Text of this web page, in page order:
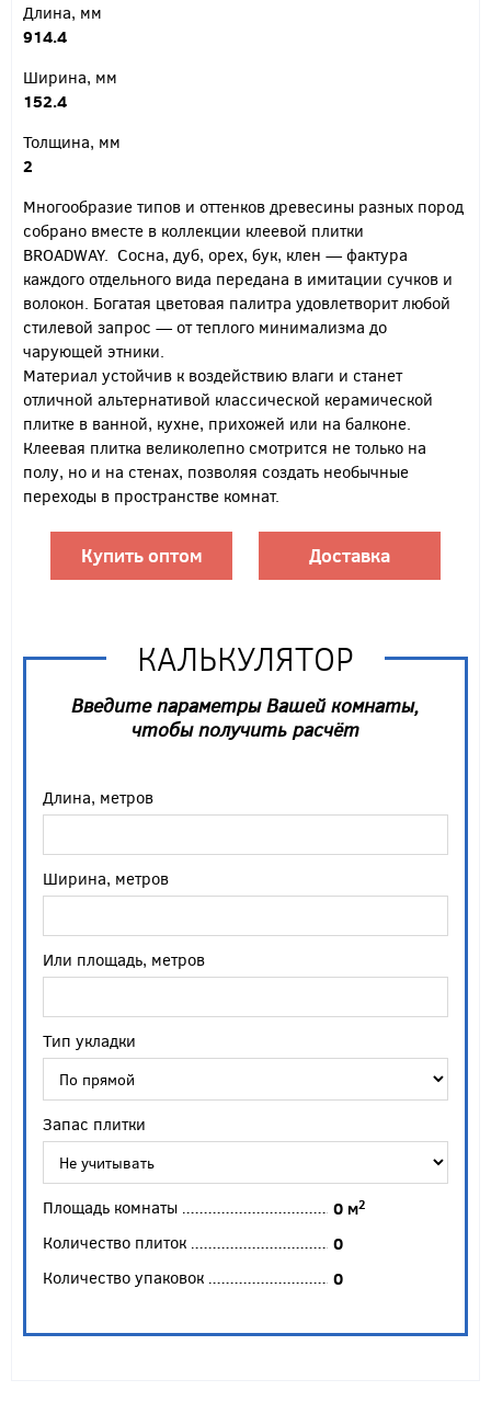
Длина, мм
914.4
Ширина, мм
152.4
Толщина, мм
2
Многообразие типов и оттенков древесины разных пород
собрано вместе в коллекции клеевой плитки
BROADWAY. Сосна, дуб, орех, бук, клен — фактура
каждого отдельного вида передана в имитации сучков и
волокон. Богатая цветовая палитра удовлетворит любой
стилевой запрос — от теплого минимализма до
чарующей этники.
Материал устойчив к воздействию влаги и станет
отличной альтернативой классической керамической
плитке в ванной, кухне, прихожей или на балконе.
Клеевая плитка великолепно смотрится не только на
полу, но и на стенах, позволяя создать необычные
переходы в пространстве комнат.
Купить оптом Доставка
КАЛЬКУЛЯТОР
Введите параметры Вашей комнаты,
чтобы получить расчёт
Длина, метров
Ширина, метров
Или площадь, метров
Тип укладки
Запас плитки
Площадь комнаты 0 м2
Количество плиток
0
Количество упаковок
0